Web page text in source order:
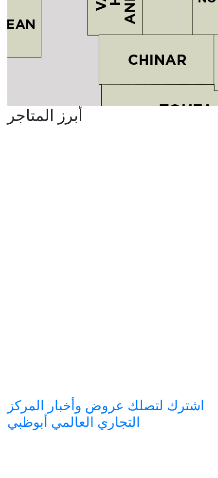
أبرز المتاجر
اشترك لتصلك عروض وأخبار المركز
التجاري العالمي أبوظبي